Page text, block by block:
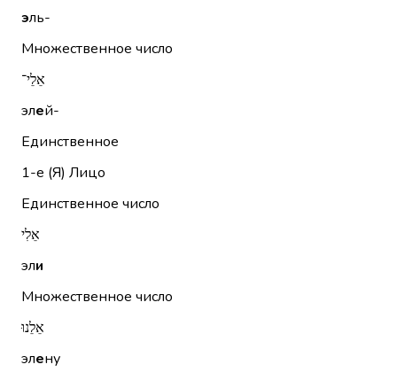
эль-
Множественное число
אֵלֵי־
элей-
Единственное
1-е (Я) Лицо
Единственное число
אֵלִי
эли
Множественное число
אֵלֵנוּ
элену